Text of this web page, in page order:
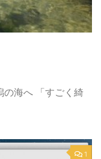
の海へ 「すごく綺
1